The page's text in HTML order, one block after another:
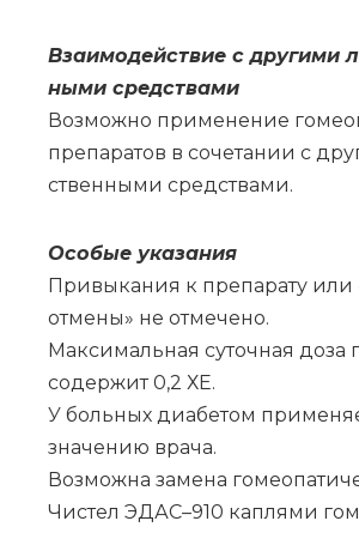
Вза­и­мо­действие с дру­ги­ми
ны­ми сред­ства­ми
Воз­мож­но при­ме­не­ние
пре­па­ра­тов в со­че­та­нии с
ствен­ны­ми сред­ства­ми.
Осо­бые ука­за­ния
При­вы­ка­ния к пре­па­ра­ту или
от­ме­ны» не от­ме­че­но.
Мак­си­маль­ная су­точ­ная до­за
со­дер­жит 0,2 ХЕ.
У боль­ных диа­бе­том
зна­че­нию вра­ча.
Воз­мож­на за­ме­на
Чи­стел ЭДАС–910 кап­ля­ми